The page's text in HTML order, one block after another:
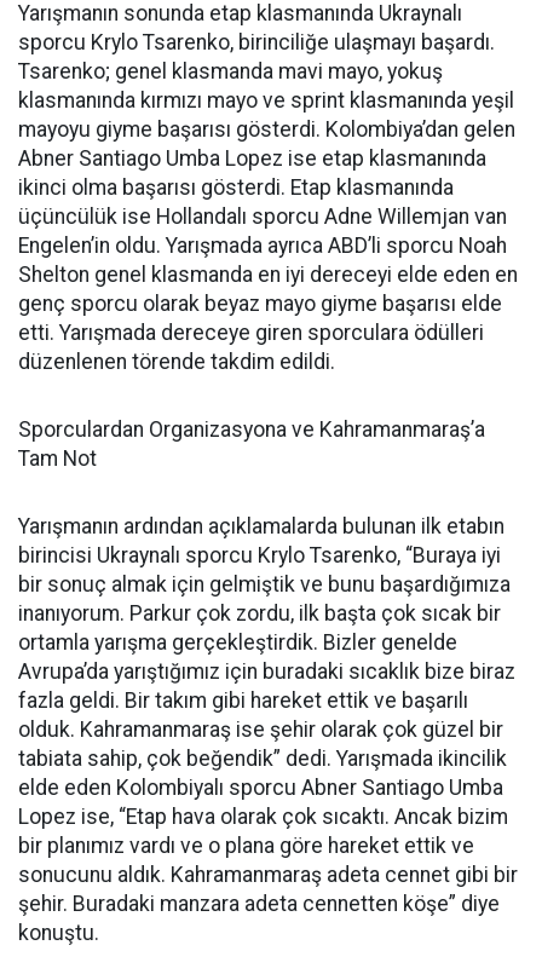
Yarışmanın sonunda etap klasmanında Ukraynalı
sporcu Krylo Tsarenko, birinciliğe ulaşmayı başardı.
Tsarenko; genel klasmanda mavi mayo, yokuş
klasmanında kırmızı mayo ve sprint klasmanında yeşil
mayoyu giyme başarısı gösterdi. Kolombiya’dan gelen
Abner Santiago Umba Lopez ise etap klasmanında
ikinci olma başarısı gösterdi. Etap klasmanında
üçüncülük ise Hollandalı sporcu Adne Willemjan van
Engelen’in oldu. Yarışmada ayrıca ABD’li sporcu Noah
Shelton genel klasmanda en iyi dereceyi elde eden en
genç sporcu olarak beyaz mayo giyme başarısı elde
etti. Yarışmada dereceye giren sporculara ödülleri
düzenlenen törende takdim edildi.
Sporculardan Organizasyona ve Kahramanmaraş’a
Tam Not
Yarışmanın ardından açıklamalarda bulunan ilk etabın
birincisi Ukraynalı sporcu Krylo Tsarenko, “Buraya iyi
bir sonuç almak için gelmiştik ve bunu başardığımıza
inanıyorum. Parkur çok zordu, ilk başta çok sıcak bir
ortamla yarışma gerçekleştirdik. Bizler genelde
Avrupa’da yarıştığımız için buradaki sıcaklık bize biraz
fazla geldi. Bir takım gibi hareket ettik ve başarılı
olduk. Kahramanmaraş ise şehir olarak çok güzel bir
tabiata sahip, çok beğendik” dedi. Yarışmada ikincilik
elde eden Kolombiyalı sporcu Abner Santiago Umba
Lopez ise, “Etap hava olarak çok sıcaktı. Ancak bizim
bir planımız vardı ve o plana göre hareket ettik ve
sonucunu aldık. Kahramanmaraş adeta cennet gibi bir
şehir. Buradaki manzara adeta cennetten köşe” diye
konuştu.